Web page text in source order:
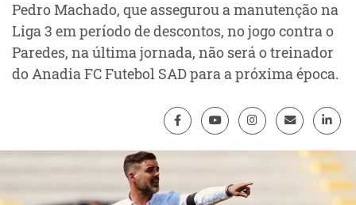
Pedro Machado, que assegurou a manutenção na
Liga 3 em período de descontos, no jogo contra o
Paredes, na última jornada, não será o treinador
do Anadia FC Futebol SAD para a próxima época.